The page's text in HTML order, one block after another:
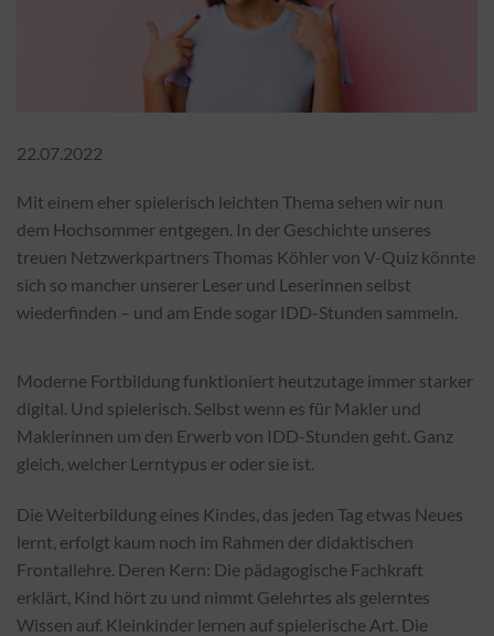
22.07.2022
Mit einem eher spielerisch leichten Thema sehen wir nun
dem Hochsommer entgegen. In der Geschichte unseres
treuen Netzwerkpartners Thomas Köhler von V-Quiz könnte
sich so mancher unserer Leser und Leserinnen selbst
wiederfinden – und am Ende sogar IDD-Stunden sammeln.
Moderne Fortbildung funktioniert heutzutage immer starker
digital. Und spielerisch. Selbst wenn es für Makler und
Maklerinnen um den Erwerb von IDD-Stunden geht. Ganz
gleich, welcher Lerntypus er oder sie ist.
Die Weiterbildung eines Kindes, das jeden Tag etwas Neues
lernt, erfolgt kaum noch im Rahmen der didaktischen
Frontallehre. Deren Kern: Die pädagogische Fachkraft
erklärt, Kind hört zu und nimmt Gelehrtes als gelerntes
Wissen auf. Kleinkinder lernen auf spielerische Art. Die